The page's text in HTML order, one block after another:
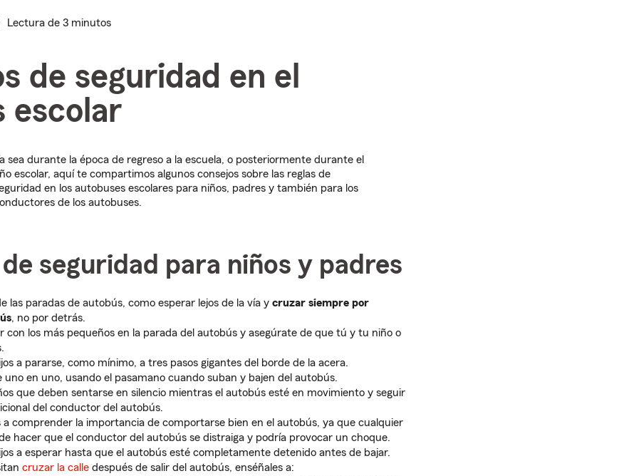
Lectura de 3 minutos
de seguridad en el
escolar
sea durante la época de regreso a la escuela, o posteriormente durante el
escolar, aquí te compartimos algunos consejos sobre las reglas de
en los autobuses escolares para niños, padres y también para los
de los autobuses.
seguridad para niños y padres
las paradas de autobús, como esperar lejos de la vía y cruzar siempre por
, no por detrás.
con los más pequeños en la parada del autobús y asegúrate de que tú y tu niño o
a pararse, como mínimo, a tres pasos gigantes del borde de la acera.
uno en uno, usando el pasamano cuando suban y bajen del autobús.
que deben sentarse en silencio mientras el autobús esté en movimiento y seguir
del conductor del autobús.
a comprender la importancia de comportarse bien en el autobús, ya que cualquier
hacer que el conductor del autobús se distraiga y podría provocar un choque.
a esperar hasta que el autobús esté completamente detenido antes de bajar.
cruzar la calle después de salir del autobús, enséñales a: